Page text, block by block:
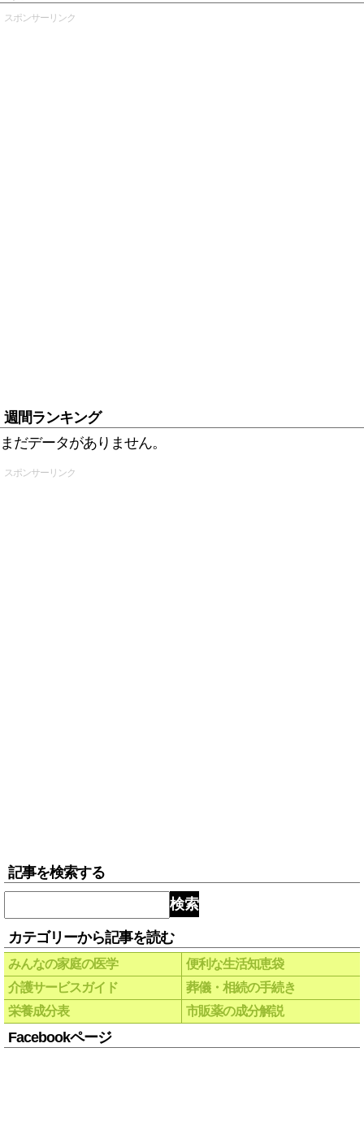
スポンサーリンク
週間ランキング
まだデータがありません。
スポンサーリンク
記事を検索する
検索
カテゴリーから記事を読む
みんなの家庭の医学
便利な生活知恵袋
介護サービスガイド
葬儀・相続の手続き
栄養成分表
市販薬の成分解説
Facebookページ